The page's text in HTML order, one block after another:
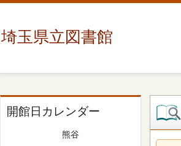
埼玉県立図書館
開館日カレンダー
熊谷